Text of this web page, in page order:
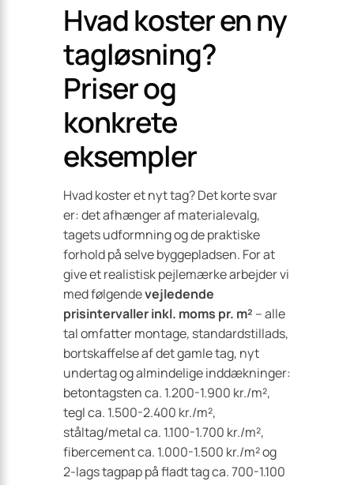
Hvad koster en ny
tagløsning?
Priser og
konkrete
eksempler
Hvad koster et nyt tag? Det korte svar
er: det afhænger af materialevalg,
tagets udformning og de praktiske
forhold på selve byggepladsen. For at
give et realistisk pejlemærke arbejder vi
med følgendevejledende
prisintervaller inkl. moms pr. m² – alle
tal omfatter montage, standardstillads,
bortskaffelse af det gamle tag, nyt
undertag og almindelige inddækninger:
betontagsten ca. 1.200-1.900 kr./m²,
tegl ca. 1.500-2.400 kr./m²,
ståltag/metal ca. 1.100-1.700 kr./m²,
fibercement ca. 1.000-1.500 kr./m² og
2-lags tagpap på fladt tag ca. 700-1.100